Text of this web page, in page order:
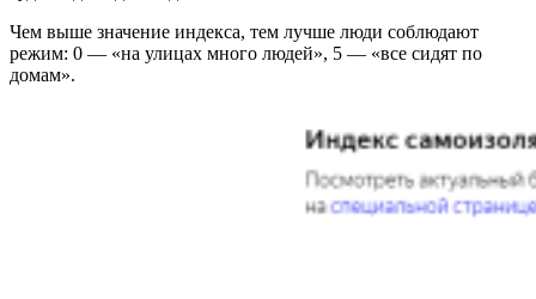
Чем выше значение индекса, тем лучше люди соблюдают
режим: 0 — «на улицах много людей», 5 — «все сидят по
домам».